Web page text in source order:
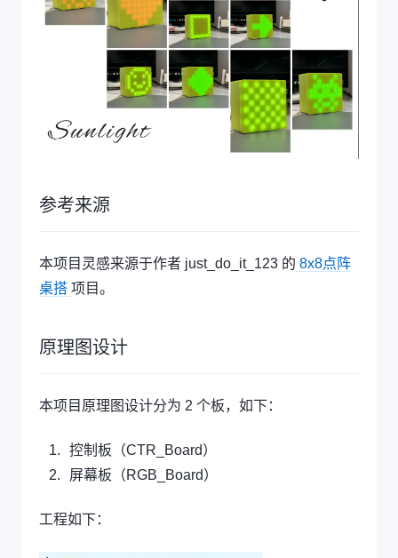
参考来源
本项目灵感来源于作者 just_do_it_123 的 8x8点阵
桌搭 项目。
原理图设计
本项目原理图设计分为 2 个板，如下：
控制板（CTR_Board）
屏幕板（RGB_Board）
工程如下：